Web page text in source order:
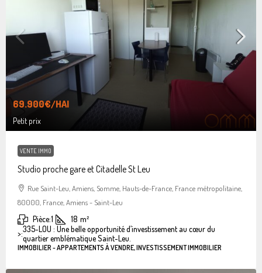
69.900€/HAI
Petit prix
VENTE IMMO
Studio proche gare et Citadelle St Leu
Rue Saint-Leu, Amiens, Somme, Hauts-de-France, France métropolitaine,
80000, France, Amiens - Saint-Leu
Pièce:1 18 m²
>:335-LOU : Une belle opportunité d’investissement au cœur du
quartier emblématique Saint-Leu.
IMMOBILIER - APPARTEMENTS À VENDRE, INVESTISSEMENT IMMOBILIER